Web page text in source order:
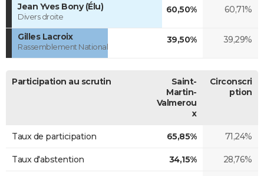
Jean Yves Bony (Élu)
Divers droite
60,50% 60,71%
Gilles Lacroix
Rassemblement National
39,50% 39,29%
Participation au scrutin
Saint-
Martin-
Valmerou
x
Circonscri
ption
Taux de participation 65,85% 71,24%
Taux d'abstention 34,15% 28,76%